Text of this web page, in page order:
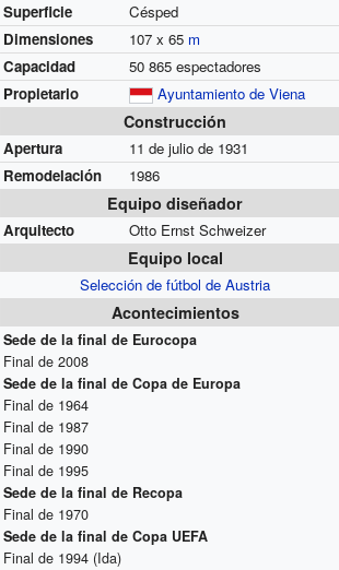
Superficie
Césped
Dimensiones
107 x 65 m
Capacidad
50 865 espectadores
Propietario
Ayuntamiento de Viena
Construcción
Apertura
11 de julio de 1931
Remodelación
1986
Equipo diseñador
Arquitecto Otto Ernst Schweizer
Equipo local
Selección de fútbol de Austria
Acontecimientos
Sede de la final de Eurocopa
Final de 2008
Sede de la final de Copa de Europa
Final de 1964
Final de 1987
Final de 1990
Final de 1995
Sede de la final de Recopa
Final de 1970
Sede de la final de Copa UEFA
Final de 1994 (Ida)